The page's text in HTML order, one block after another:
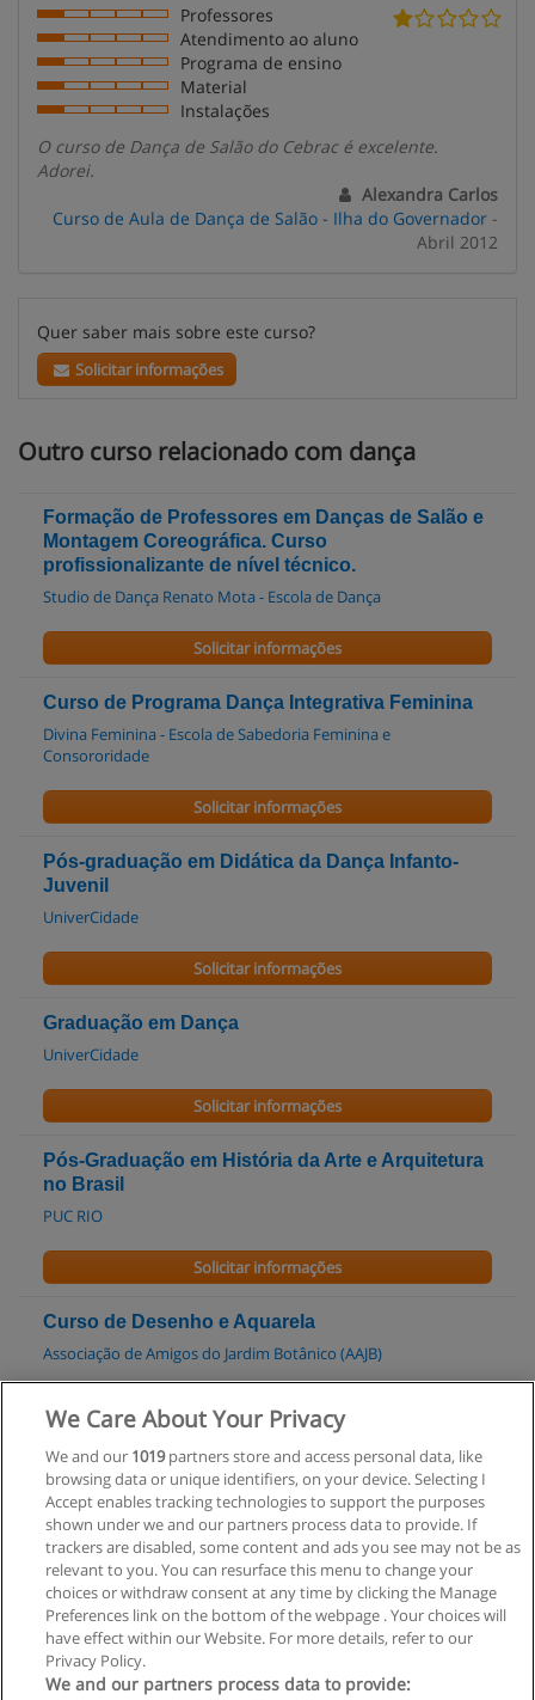
Professores
Atendimento ao aluno
Programa de ensino
Material
Instalações
O curso de Dança de Salão do Cebrac é excelente.
Adorei.
Alexandra Carlos
Curso de Aula de Dança de Salão - Ilha do Governador -
Abril 2012
Quer saber mais sobre este curso?
Solicitar informações
Outro curso relacionado com dança
Formação de Professores em Danças de Salão e
Montagem Coreográfica. Curso
profissionalizante de nível técnico.
Studio de Dança Renato Mota - Escola de Dança
Solicitar informações
Curso de Programa Dança Integrativa Feminina
Divina Feminina - Escola de Sabedoria Feminina e
Consororidade
Solicitar informações
Pós-graduação em Didática da Dança Infanto-
Juvenil
UniverCidade
Solicitar informações
Graduação em Dança
UniverCidade
Solicitar informações
Pós-Graduação em História da Arte e Arquitetura
no Brasil
PUC RIO
Solicitar informações
Curso de Desenho e Aquarela
Associação de Amigos do Jardim Botânico (AAJB)
Solicitar informações
Curso de Fotografia
Associação de Amigos do Jardim Botânico (AAJB)
Solicitar informações
Regras de uso
We Care About Your Privacy
We and our 1019partners store and access personal data, like
browsing data or unique identifiers, on your device. Selecting I
Accept enables tracking technologies to support the purposes
shown under we and our partners process data to provide. If
trackers are disabled, some content and ads you see may not be as
relevant to you. You can resurface this menu to change your
choices or withdraw consent at any time by clicking the Manage
Preferences link on the bottom of the webpage . Your choices will
have effect within our Website. For more details, refer to our
Privacy Policy.
We and our partners process data to provide: